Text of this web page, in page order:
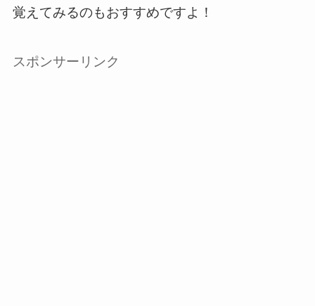
覚えてみるのもおすすめですよ！
スポンサーリンク